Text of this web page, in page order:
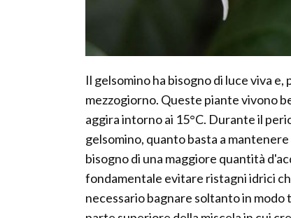
Il gelsomino ha bisogno di luce viva
mezzogiorno. Queste piante vivono
aggira intorno ai 15°C. Durante il
gelsomino, quanto basta a
bisogno di una maggiore quantità
fondamentale evitare ristagni idrici
necessario bagnare soltanto in